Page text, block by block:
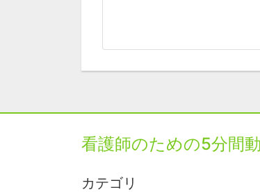
看護師のための5分間
カテゴリ